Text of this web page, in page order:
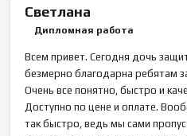
Светлана
Дипломная работа
Всем привет. Сегодня дочь
безмерно благодарна ребятам
Очень все понятно, быстро и
Доступно по цене и оплате.
так быстро, ведь мы сами